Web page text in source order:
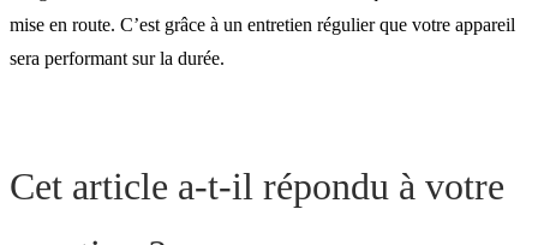
mise en route. C’est grâce à un entretien régulier que votre appareil
sera performant sur la durée.
Cet article a-t-il répondu à votre